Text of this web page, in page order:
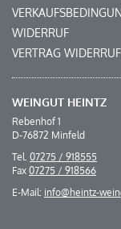
WIDERRUF
VERTRAG
WEINGUT HEINTZ
Rebenhof 1
D-76872 Minfeld
Tel. 07275 / 918555
Fax 07275 / 918566
E-Mail: info@heintz-